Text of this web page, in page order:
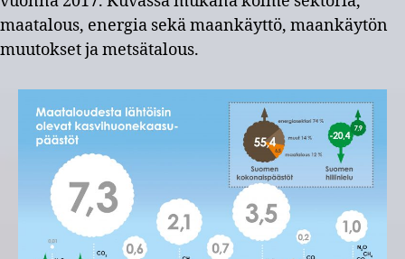
maatalous, energia sekä maankäyttö, maankäytön
muutokset ja metsätalous.